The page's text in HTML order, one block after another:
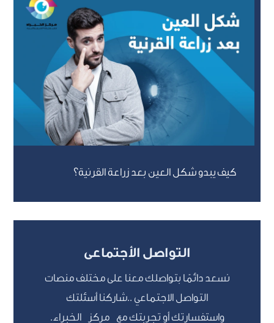
كيف يبدو شكل العين بعد زراعة القرنية؟
التواصل الأجتماعى
نسعد دائمًا بتواصلك معنا على مختلف منصات
التواصل الاجتماعي ..شاركنا أسئلتك
واستفسارتك أو تجربتك مع مركز الخبراء.